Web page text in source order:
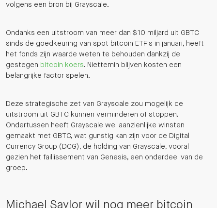
volgens een bron bij Grayscale.
Ondanks een uitstroom van meer dan $10 miljard uit GBTC
sinds de goedkeuring van spot bitcoin ETF's in januari, heeft
het fonds zijn waarde weten te behouden dankzij de
gestegen bitcoin koers. Niettemin blijven kosten een
belangrijke factor spelen.
Deze strategische zet van Grayscale zou mogelijk de
uitstroom uit GBTC kunnen verminderen of stoppen.
Ondertussen heeft Grayscale wel aanzienlijke winsten
gemaakt met GBTC, wat gunstig kan zijn voor de Digital
Currency Group (DCG), de holding van Grayscale, vooral
gezien het faillissement van Genesis, een onderdeel van de
groep.
Michael Saylor wil nog meer bitcoin